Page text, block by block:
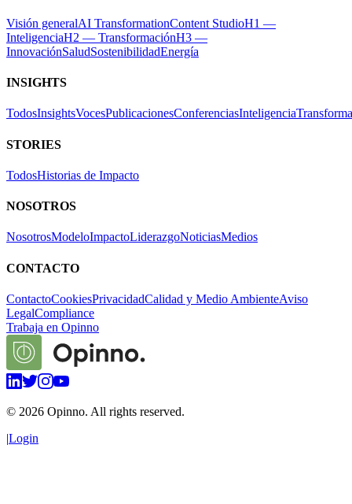
Visión generalAI TransformationContent StudioH1 —
InteligenciaH2 — TransformaciónH3 —
InnovaciónSaludSostenibilidadEnergía
INSIGHTS
TodosInsightsVocesPublicacionesConferenciasInteligencia
STORIES
TodosHistorias de Impacto
NOSOTROS
NosotrosModeloImpactoLiderazgoNoticiasMedios
CONTACTO
ContactoCookiesPrivacidadCalidad y Medio AmbienteAviso
LegalCompliance
Trabaja en Opinno
© 2026 Opinno. All rights reserved.
|Login